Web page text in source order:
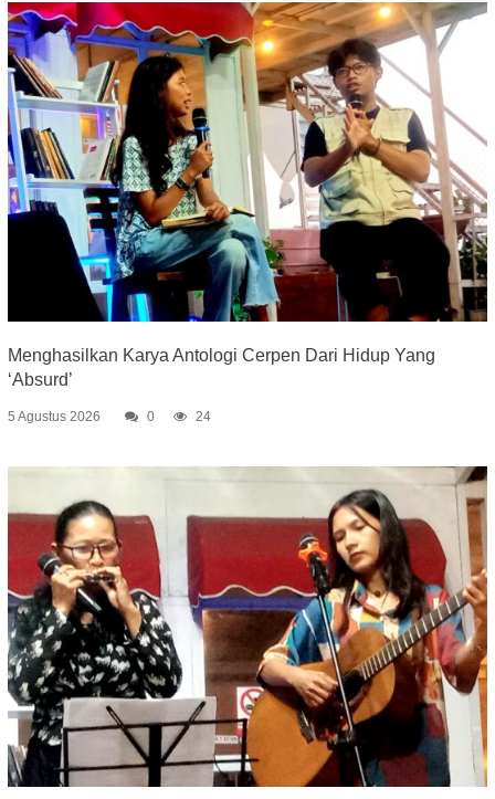
Menghasilkan Karya Antologi Cerpen Dari Hidup Yang
‘Absurd’
5 Agustus 2026 0 24